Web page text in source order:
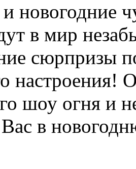
новогодние
в мир
сюрпризы
настроения!
шоу огня и
Вас в